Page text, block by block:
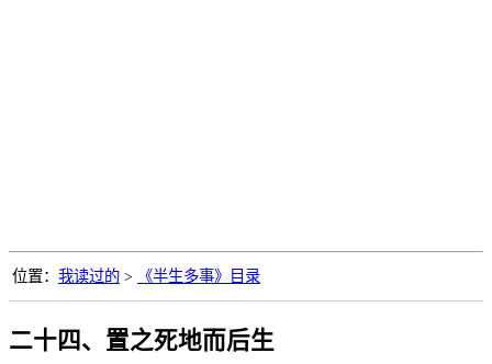
位置： 我读过的 > 《半生多事》目录
二十四、置之死地而后生